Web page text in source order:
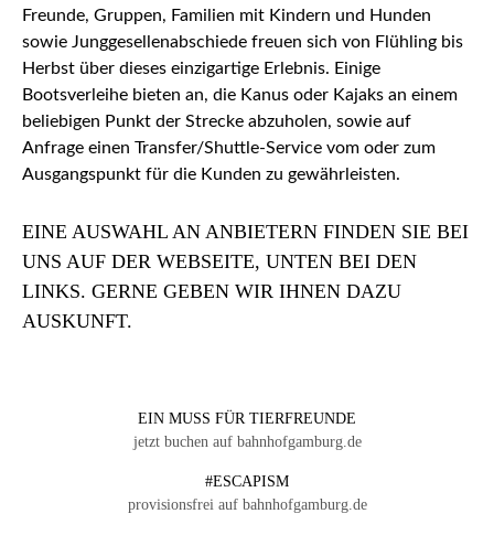
Freunde, Gruppen, Familien mit Kindern und Hunden
sowie Junggesellenabschiede freuen sich von Flühling bis
Herbst über dieses einzigartige Erlebnis. Einige
Bootsverleihe bieten an, die Kanus oder Kajaks an einem
beliebigen Punkt der Strecke abzuholen, sowie auf
Anfrage einen Transfer/Shuttle-Service vom oder zum
Ausgangspunkt für die Kunden zu gewährleisten.
EINE AUSWAHL AN ANBIETERN FINDEN SIE BEI
UNS AUF DER WEBSEITE, UNTEN BEI DEN
LINKS. GERNE GEBEN WIR IHNEN DAZU
AUSKUNFT.
EIN MUSS FÜR TIERFREUNDE
jetzt buchen auf bahnhofgamburg.de
#ESCAPISM
provisionsfrei auf bahnhofgamburg.de